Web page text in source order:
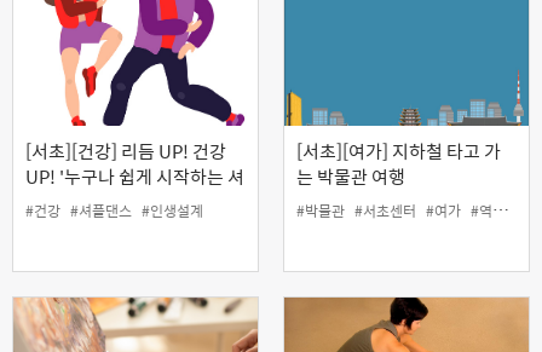
[서초][건강] 리듬 UP! 건강
UP! '누구나 쉽게 시작하는 셔
플댄스' (8-9월)
#건강 #셔플댄스 #인생설계
[서초][여가] 지하철 타고 가
는 박물관 여행
#박물관 #서초센터 #여가 #역사